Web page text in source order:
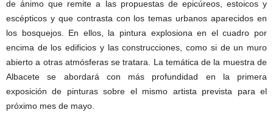
de ánimo que remite a las propuestas de epicúreos, estoicos y
escépticos y que contrasta con los temas urbanos aparecidos en
los bosquejos. En ellos, la pintura explosiona en el cuadro por
encima de los edificios y las construcciones, como si de un muro
abierto a otras atmósferas se tratara. La temática de la muestra de
Albacete se abordará con más profundidad en la primera
exposición de pinturas sobre el mismo artista prevista para el
próximo mes de mayo.